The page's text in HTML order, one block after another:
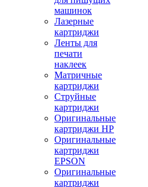
машинок
Лазерные
картриджи
Ленты для
печати
наклеек
Матричные
картриджи
Струйные
картриджи
Оригинальные
картриджи HP
Оригинальные
картриджи
EPSON
Оригинальные
картриджи